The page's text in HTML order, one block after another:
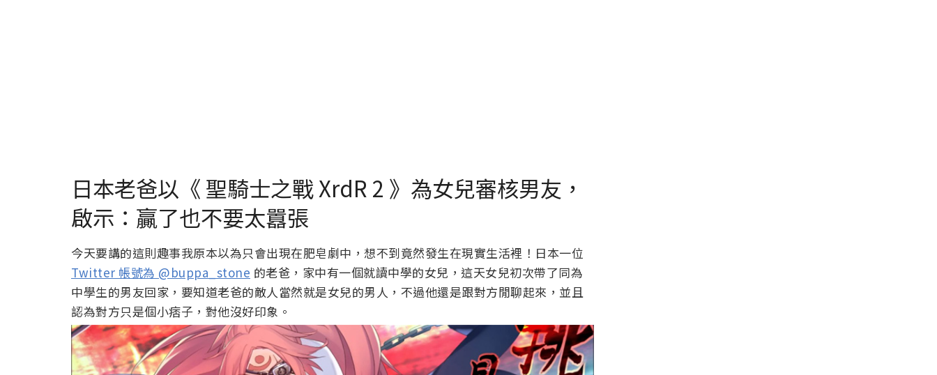
日本老爸以《 聖騎士之戰 XrdR 2 》為女兒審核男友，
啟示：贏了也不要太囂張
今天要講的這則趣事我原本以為只會出現在肥皂劇中，想不到竟然發生在現實生活裡！日本一位
Twitter 帳號為 @buppa_stone 的老爸，家中有一個就讀中學的女兒，這天女兒初次帶了同為
中學生的男友回家，要知道老爸的敵人當然就是女兒的男人，不過他還是跟對方閒聊起來，並且
認為對方只是個小痞子，對他沒好印象。